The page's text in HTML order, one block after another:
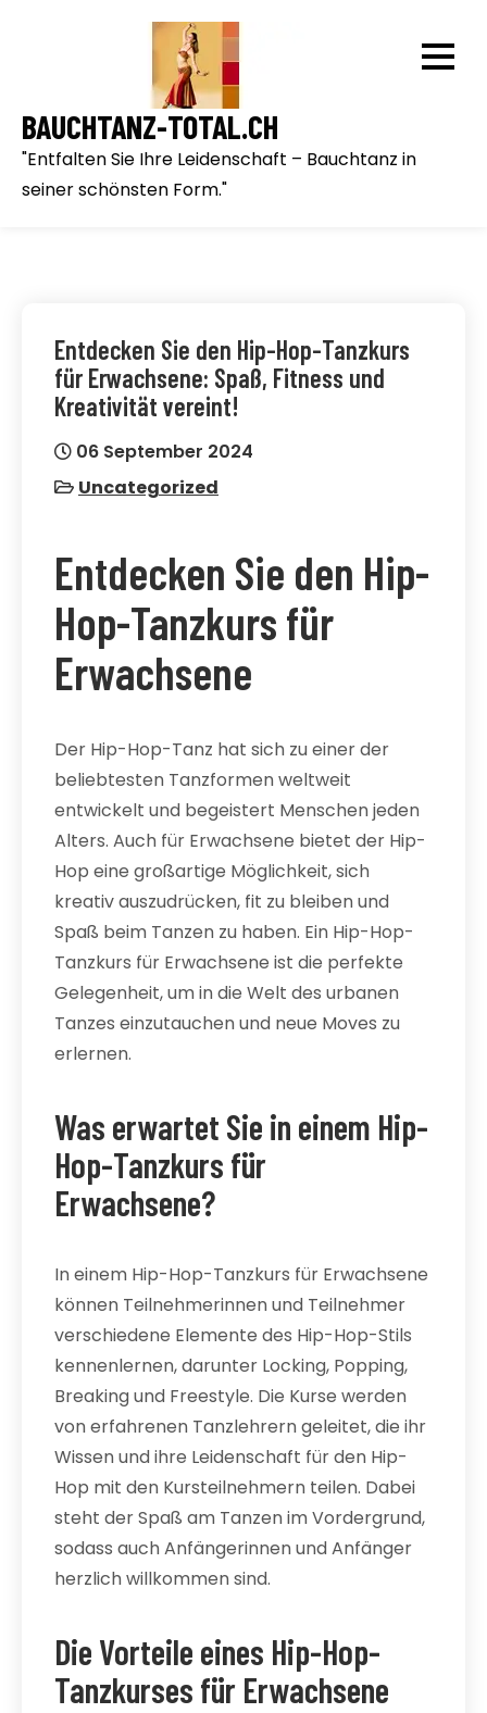
BAUCHTANZ-TOTAL.CH
"Entfalten Sie Ihre Leidenschaft – Bauchtanz in
seiner schönsten Form."
Entdecken Sie den Hip-Hop-Tanzkurs
für Erwachsene: Spaß, Fitness und
Kreativität vereint!
06 September 2024
Uncategorized
Entdecken Sie den Hip-
Hop-Tanzkurs für
Erwachsene
Der Hip-Hop-Tanz hat sich zu einer der
beliebtesten Tanzformen weltweit
entwickelt und begeistert Menschen jeden
Alters. Auch für Erwachsene bietet der Hip-
Hop eine großartige Möglichkeit, sich
kreativ auszudrücken, fit zu bleiben und
Spaß beim Tanzen zu haben. Ein Hip-Hop-
Tanzkurs für Erwachsene ist die perfekte
Gelegenheit, um in die Welt des urbanen
Tanzes einzutauchen und neue Moves zu
erlernen.
Was erwartet Sie in einem Hip-
Hop-Tanzkurs für
Erwachsene?
In einem Hip-Hop-Tanzkurs für Erwachsene
können Teilnehmerinnen und Teilnehmer
verschiedene Elemente des Hip-Hop-Stils
kennenlernen, darunter Locking, Popping,
Breaking und Freestyle. Die Kurse werden
von erfahrenen Tanzlehrern geleitet, die ihr
Wissen und ihre Leidenschaft für den Hip-
Hop mit den Kursteilnehmern teilen. Dabei
steht der Spaß am Tanzen im Vordergrund,
sodass auch Anfängerinnen und Anfänger
herzlich willkommen sind.
Die Vorteile eines Hip-Hop-
Tanzkurses für Erwachsene